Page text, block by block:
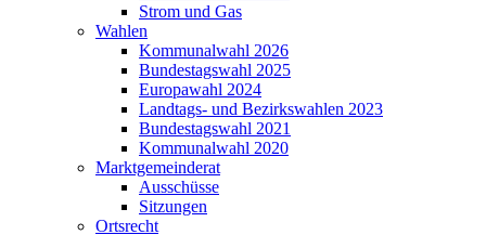
Strom und Gas
Wahlen
Kommunalwahl 2026
Bundestagswahl 2025
Europawahl 2024
Landtags- und Bezirkswahlen 2023
Bundestagswahl 2021
Kommunalwahl 2020
Marktgemeinderat
Ausschüsse
Sitzungen
Ortsrecht